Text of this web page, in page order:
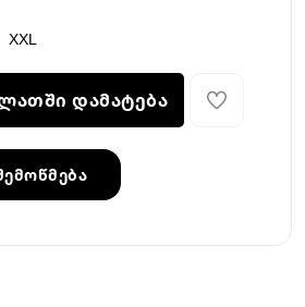
XXL
დამატება